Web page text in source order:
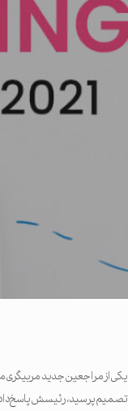
تصمیم پرسید، رئیسش پاسخ داد: